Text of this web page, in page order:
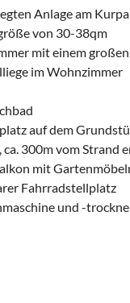
Anlage am
von 30-38qm
mit einem
im Wohnzimmer
auf dem
ca. 300m vom Strand
mit
Fahrradstellplatz
und -